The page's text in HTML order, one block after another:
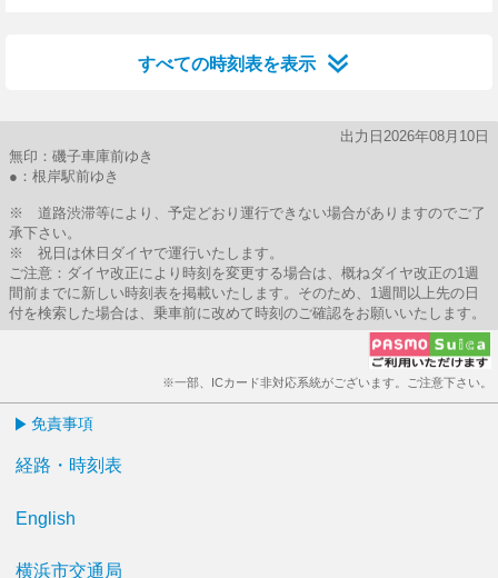
すべての時刻表を表示
出力日2026年08月10日
無印：磯子車庫前ゆき
●：根岸駅前ゆき
※ 道路渋滞等により、予定どおり運行できない場合がありますのでご了
承下さい。
※ 祝日は休日ダイヤで運行いたします。
ご注意：ダイヤ改正により時刻を変更する場合は、概ねダイヤ改正の1週
間前までに新しい時刻表を掲載いたします。そのため、1週間以上先の日
付を検索した場合は、乗車前に改めて時刻のご確認をお願いいたします。
※一部、ICカード非対応系統がございます。ご注意下さい。
免責事項
経路・時刻表
English
横浜市交通局